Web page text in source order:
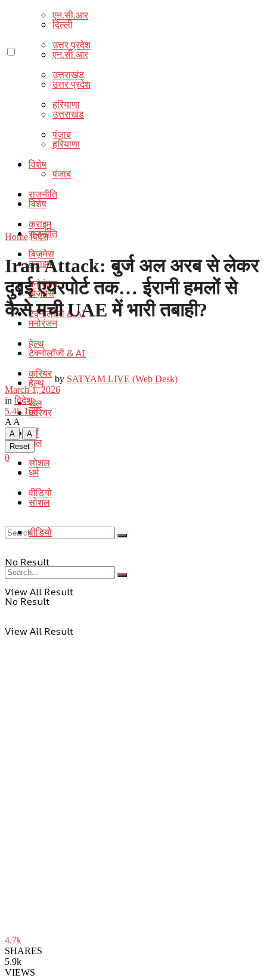
एन.सी.आर
उत्तर प्रदेश
उत्तराखंड
हरियाणा
पंजाब
विशेष
राजनीति
क्राइम
बिज़नेस
मनोरंजन
टेक्नोलॉजी & AI
हेल्थ
करियर
खेल
धर्म
सोशल
वीडियो
No Result
View All Result
दिल्ली
एन.सी.आर
उत्तर प्रदेश
उत्तराखंड
हरियाणा
पंजाब
विशेष
राजनीति
क्राइम
बिज़नेस
मनोरंजन
टेक्नोलॉजी & AI
हेल्थ
करियर
खेल
धर्म
सोशल
वीडियो
No Result
View All Result
Home विदेश
Iran Attack: बुर्ज अल अरब से लेकर
दुबई एयरपोर्ट तक… ईरानी हमलों से
कैसे मची UAE में भारी तबाही?
by SATYAM LIVE (Web Desk)
March 1, 2026
in विदेश
5.4k 168
A A
A
A
Reset
0
4.7k
SHARES
5.9k
VIEWS